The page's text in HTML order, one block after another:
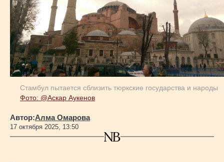
Власть
Геополитика
Люди
Стамбул пытается сблизить тюркские государства и народы
Фото: @Аскар Аукенов
Автор:Алма Омарова
17 октября 2025, 13:50